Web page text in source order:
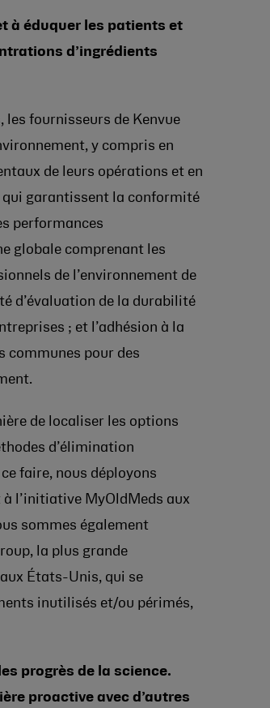
à éduquer les patients et
d’ingrédients
les fournisseurs de Kenvue
y compris en
de leurs opérations et en
qui garantissent la conformité
performances
globale comprenant les
de l’environnement de
d’évaluation de la durabilité
; et l’adhésion à la
communes pour des
de localiser les options
d’élimination
faire, nous déployons
l’initiative MyOldMeds aux
sommes également
la plus grande
États-Unis, qui se
inutilisés et/ou périmés,
progrès de la science.
proactive avec d’autres